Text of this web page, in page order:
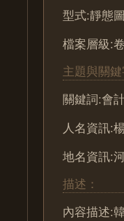
型式:靜態
檔案層級:卷
主題與關鍵
關鍵詞:會
人名資訊:
地名資訊:
描述：
內容描述: